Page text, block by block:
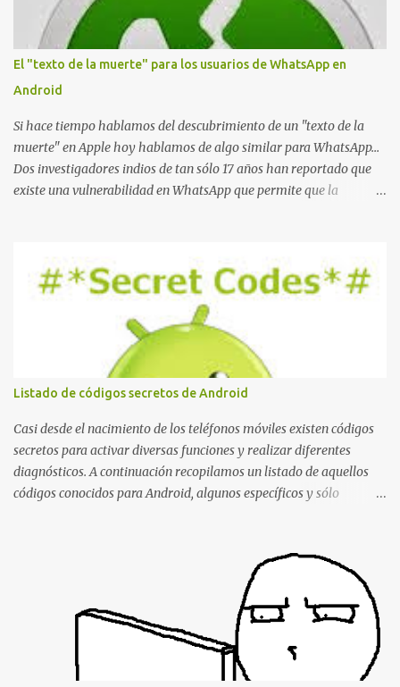
El "texto de la muerte" para los usuarios de WhatsApp en
Android
Si hace tiempo hablamos del descubrimiento de un "texto de la
muerte" en Apple hoy hablamos de algo similar para WhatsApp...
Dos investigadores indios de tan sólo 17 años han reportado que
existe una vulnerabilidad en WhatsApp que permite que la
La vulnerabilidad ha sido probada y funciona correctamente en la
mayoría de las versiones de Android y de WhatsApp incluyendo la
2.11.431 y 2.11.432. Sin embargo todavía no se ha probado en iOS y
Windows no parece ser vulnerable. Esto podría provocar que se
extienda como una pesada broma la moda de bloquear WhatsApp
a otras personas, cuyo modo de recuperar el uso de la misma sería
borrando la conversación y el historial de chat con quien
estábamos conversando. Imaginad que ocurre si este mensaje se
envía a un grupo... Fuente: Crash Your Friends' WhatsApp
Remotely with Just a Message
Listado de códigos secretos de Android
Casi desde el nacimiento de los teléfonos móviles existen códigos
secretos para activar diversas funciones y realizar diferentes
diagnósticos. A continuación recopilamos un listado de aquellos
códigos conocidos para Android, algunos específicos y sólo
IMEI del dispositivo *#*#1111#*#* : Información sobre la versión
de software FTA *#*#2222#*#* : Información sobre la v ersión
del hardware FTA *#*#1234#*#* : Información sobre la versión
de software PDA y de firmware *#*#232337#*#* : Muestra la
dirección Bluetooth del smartphone *#*#232338#*#* : Muestra
la dirección MAC del la tarjeta WiFi del dispositivo *#*#2663#*#*